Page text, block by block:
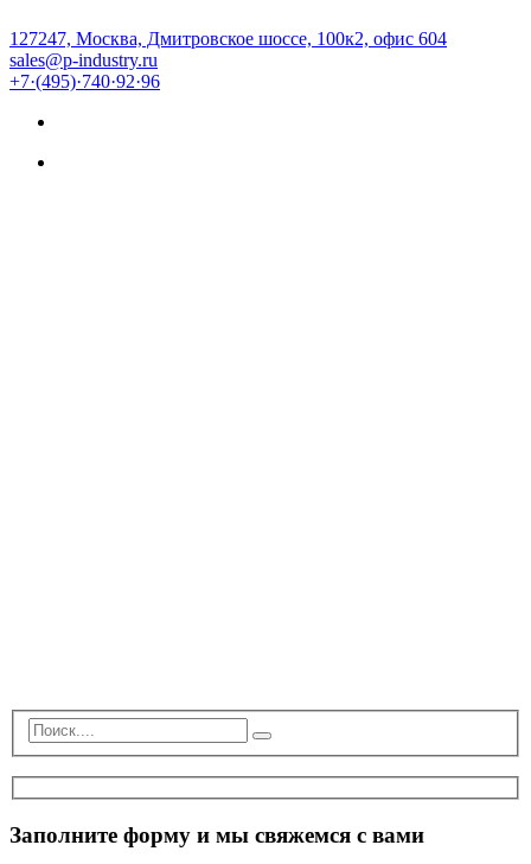
127247, Москва, Дмитровское шоссе, 100к2, офис 604
sales@p-industry.ru
+7·(495)·740·92·96
Заполните форму и мы свяжемся с вами